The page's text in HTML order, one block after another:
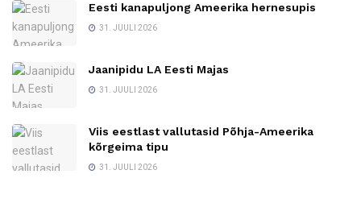
Eesti kanapuljong Ameerika hernesupis
31. JUULI 2026
Jaanipidu LA Eesti Majas
31. JUULI 2026
Viis eestlast vallutasid Põhja-Ameerika
kõrgeima tipu
31. JUULI 2026